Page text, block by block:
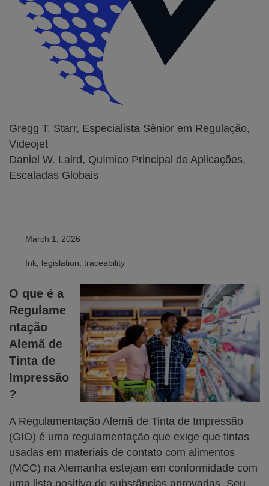
Gregg T. Starr, Especialista Sênior em Regulação,
Videojet
Daniel W. Laird, Químico Principal de Aplicações,
Escaladas Globais
March 1, 2026
Ink, legislation, traceability
O que é a
Regulame
ntação
Alemã de
Tinta de
Impressão
?
A Regulamentação Alemã de Tinta de Impressão
(GIO) é uma regulamentação que exige que tintas
usadas em materiais de contato com alimentos
(MCC) na Alemanha estejam em conformidade com